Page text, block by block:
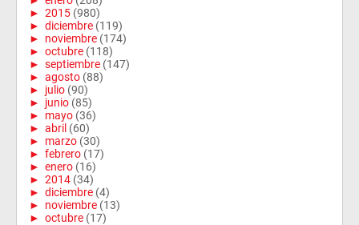
► 2015 (980)
► diciembre (119)
► noviembre (174)
► octubre (118)
► septiembre (147)
► agosto (88)
► julio (90)
► junio (85)
► mayo (36)
► abril (60)
► marzo (30)
► febrero (17)
► enero (16)
► 2014 (34)
► diciembre (4)
► noviembre (13)
► octubre (17)